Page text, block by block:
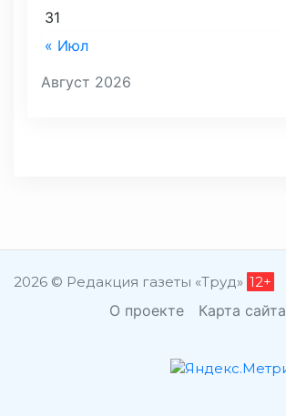
Август 2026
« Июл
31
2026 © Редакция газеты «Труд» 12+
О проекте Карта сайта